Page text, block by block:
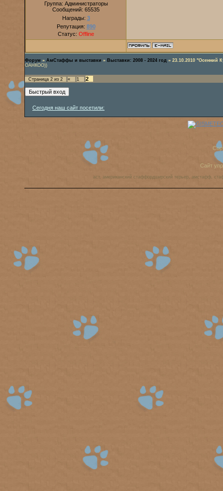
Группа: Администраторы
Сообщений: 65535
Награды: 3
Репутация: 890
Статус: Offline
Форум » АмСтаффы и выставки » Выставки: 2008 - 2024 год » 23.10.2010
ОАНКОО))
Страница 2 из 2 « 1 2
Сегодня наш сайт посетили:
Сайт
аст, американский стаффордширский терьер, амстафф,